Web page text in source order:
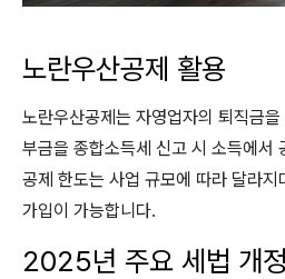
노란우산공제 활용
노란우산공제는 자영업자의 퇴직금
부금을 종합소득세 신고 시 소득에서
공제 한도는 사업 규모에 따라 달라
가입이 가능합니다.
2025년 주요 세법 개